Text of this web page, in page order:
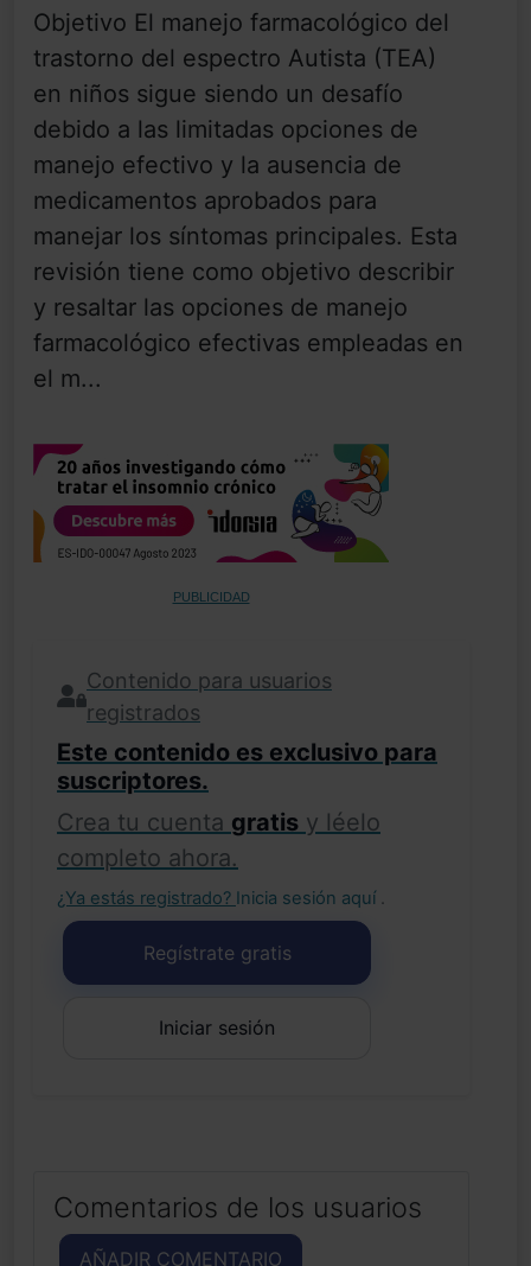
Objetivo El manejo farmacológico del
trastorno del espectro Autista (TEA)
en niños sigue siendo un desafío
debido a las limitadas opciones de
manejo efectivo y la ausencia de
medicamentos aprobados para
manejar los síntomas principales. Esta
revisión tiene como objetivo describir
y resaltar las opciones de manejo
farmacológico efectivas empleadas en
el m...
PUBLICIDAD
Contenido para usuarios
registrados
Este contenido es exclusivo para
suscriptores.
Crea tu cuenta gratis y léelo
completo ahora.
¿Ya estás registrado? Inicia sesión aquí .
Regístrate gratis
Iniciar sesión
Comentarios de los usuarios
AÑADIR COMENTARIO